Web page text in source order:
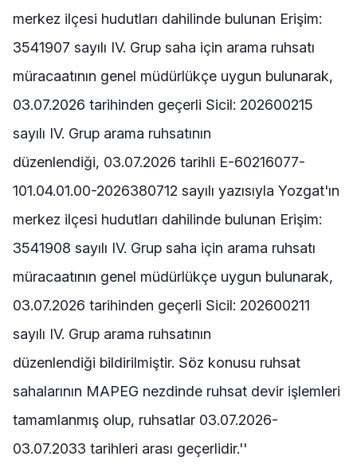
merkez ilçesi hudutları dahilinde bulunan Erişim:
3541907 sayılı IV. Grup saha için arama ruhsatı
müracaatının genel müdürlükçe uygun bulunarak,
03.07.2026 tarihinden geçerli Sicil: 202600215
sayılı IV. Grup arama ruhsatının
düzenlendiği, 03.07.2026 tarihli E-60216077-
101.04.01.00-2026380712 sayılı yazısıyla Yozgat'ın
merkez ilçesi hudutları dahilinde bulunan Erişim:
3541908 sayılı IV. Grup saha için arama ruhsatı
müracaatının genel müdürlükçe uygun bulunarak,
03.07.2026 tarihinden geçerli Sicil: 202600211
sayılı IV. Grup arama ruhsatının
düzenlendiği bildirilmiştir. Söz konusu ruhsat
sahalarının MAPEG nezdinde ruhsat devir işlemleri
tamamlanmış olup, ruhsatlar 03.07.2026-
03.07.2033 tarihleri arası geçerlidir.''